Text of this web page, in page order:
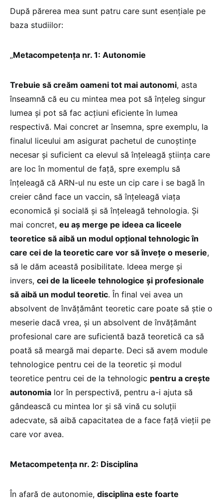
După părerea mea sunt patru care sunt esențiale pe
baza studiilor:
„Metacompetența nr. 1: Autonomie
Trebuie să creăm oameni tot mai autonomi, asta
înseamnă că eu cu mintea mea pot să înțeleg singur
lumea și pot să fac acțiuni eficiente în lumea
respectivă. Mai concret ar însemna, spre exemplu, la
finalul liceului am asigurat pachetul de cunoștințe
necesar și suficient ca elevul să înțeleagă știința care
are loc în momentul de față, spre exemplu să
înțeleagă că ARN-ul nu este un cip care i se bagă în
creier când face un vaccin, să înțeleagă viața
economică și socială și să înțeleagă tehnologia. Și
mai concret, eu aș merge pe ideea ca liceele
teoretice să aibă un modul opțional tehnologic în
care cei de la teoretic care vor să învețe o meserie,
să le dăm această posibilitate. Ideea merge și
invers, cei de la liceele tehnologice și profesionale
să aibă un modul teoretic. În final vei avea un
absolvent de învățământ teoretic care poate să știe o
meserie dacă vrea, și un absolvent de învățământ
profesional care are suficientă bază teoretică ca să
poată să meargă mai departe. Deci să avem module
tehnologice pentru cei de la teoretic și modul
teoretice pentru cei de la tehnologic pentru a crește
autonomia lor în perspectivă, pentru a-i ajuta să
gândească cu mintea lor și să vină cu soluții
adecvate, să aibă capacitatea de a face față vieții pe
care vor avea.
Metacompetența nr. 2: Disciplina
În afară de autonomie, disciplina este foarte